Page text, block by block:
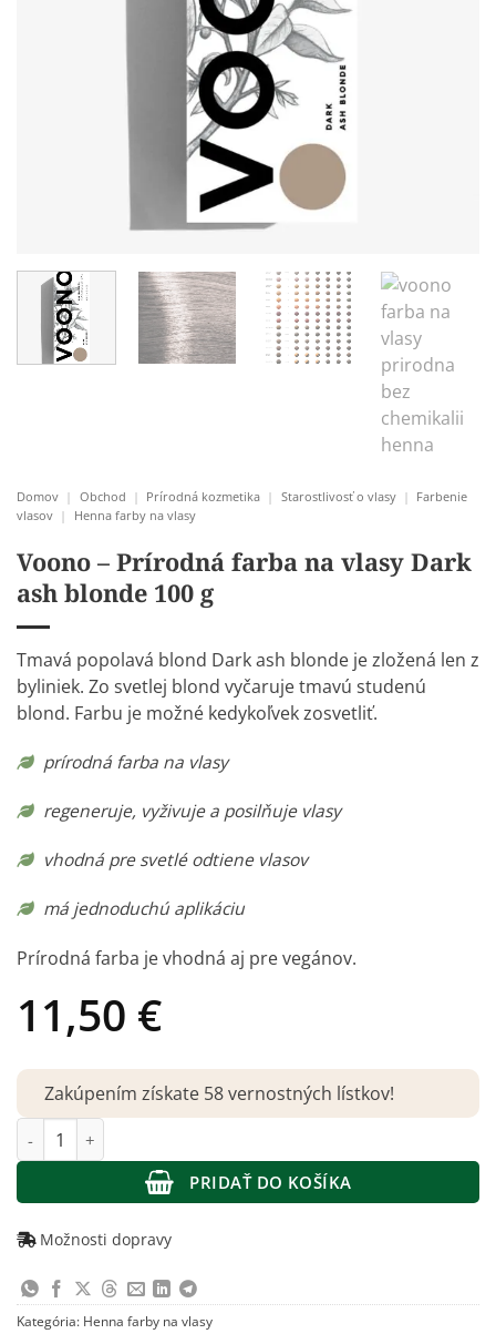
Domov | Obchod | Prírodná kozmetika | Starostlivosť o vlasy | Farbenie
vlasov | Henna farby na vlasy
Voono – Prírodná farba na vlasy Dark
ash blonde 100 g
Tmavá popolavá blond Dark ash blonde je zložená len z
byliniek. Zo svetlej blond vyčaruje tmavú studenú
blond. Farbu je možné kedykoľvek zosvetliť.
prírodná farba na vlasy
regeneruje, vyživuje a posilňuje vlasy
vhodná pre svetlé odtiene vlasov
má jednoduchú aplikáciu
Prírodná farba je vhodná aj pre vegánov.
11,50 €
Zakúpením získate 58 vernostných lístkov!
množstvo Voono – Prírodná farba na vlasy Dark ash blonde
PRIDAŤ DO KOŠÍKA
Možnosti dopravy
Kategória: Henna farby na vlasy